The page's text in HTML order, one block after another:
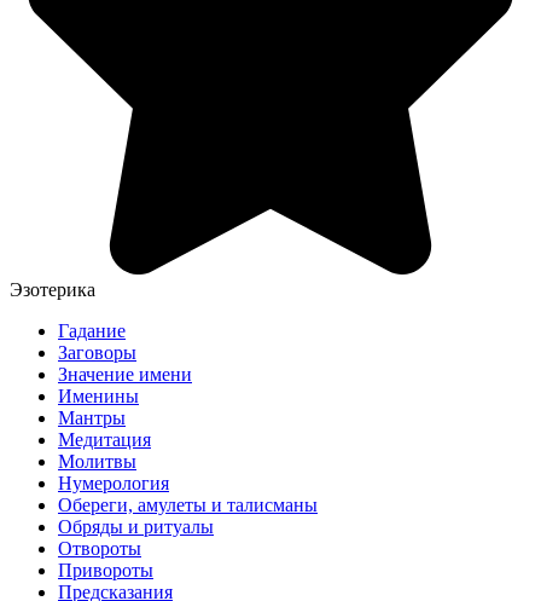
Эзотерика
Гадание
Заговоры
Значение имени
Именины
Мантры
Медитация
Молитвы
Нумерология
Обереги, амулеты и талисманы
Обряды и ритуалы
Отвороты
Привороты
Предсказания